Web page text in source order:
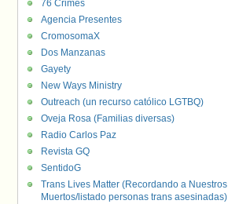
76 Crimes
Agencia Presentes
CromosomaX
Dos Manzanas
Gayety
New Ways Ministry
Outreach (un recurso católico LGTBQ)
Oveja Rosa (Familias diversas)
Radio Carlos Paz
Revista GQ
SentidoG
Trans Lives Matter (Recordando a Nuestros
Muertos/listado personas trans asesinadas)